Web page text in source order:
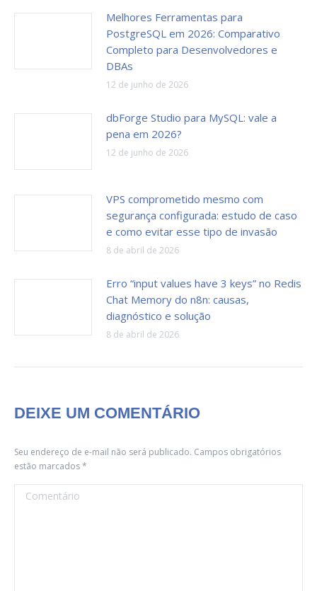
Melhores Ferramentas para
PostgreSQL em 2026: Comparativo
Completo para Desenvolvedores e
DBAs
12 de junho de 2026
dbForge Studio para MySQL: vale a
pena em 2026?
12 de junho de 2026
VPS comprometido mesmo com
segurança configurada: estudo de caso
e como evitar esse tipo de invasão
8 de abril de 2026
Erro “input values have 3 keys” no Redis
Chat Memory do n8n: causas,
diagnóstico e solução
8 de abril de 2026
DEIXE UM COMENTÁRIO
Seu endereço de e-mail não será publicado. Campos obrigatórios
estão marcados*
Comentário